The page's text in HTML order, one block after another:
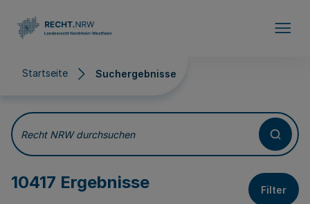
Startseite Suchergebnisse
Suchergebnisse
Recht NRW durchsuchen
10417 Ergebnisse Filter